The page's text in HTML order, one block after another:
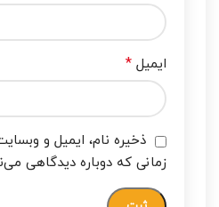
ایمیل *
ذخیره نام، ایمیل و
زمانی که دوباره دیدگاهی